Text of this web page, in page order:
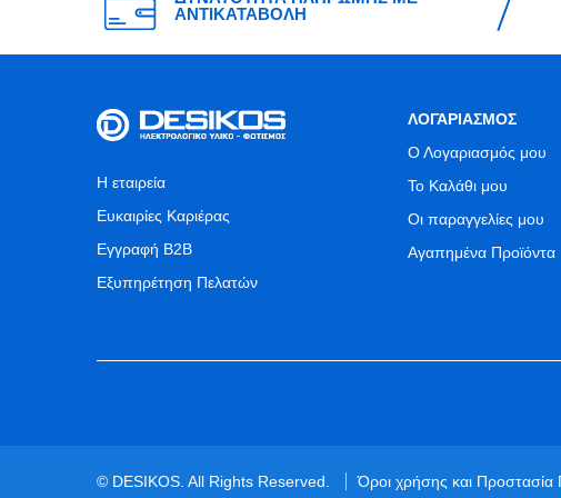
ΑΝΤΙΚΑΤΑΒΟΛΗ
Η εταιρεία
Ευκαιρίες Καριέρας
Εγγραφή B2B
Εξυπηρέτηση Πελατών
ΛΟΓΑΡΙΑΣΜΟΣ
Ο Λογαριασμός μου
Το Καλάθι μου
Οι παραγγελίες μου
Αγαπημένα Προϊόντα
© DESIKOS. All Rights Reserved. Όροι χρήσης και